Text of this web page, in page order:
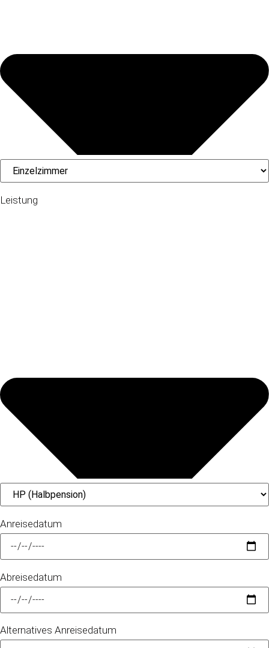
Leistung
Anreisedatum
Abreisedatum
Alternatives Anreisedatum